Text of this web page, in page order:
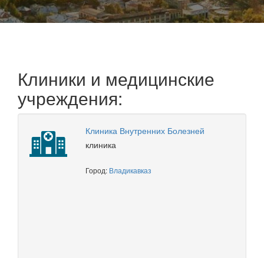
Клиники и медицинские
учреждения:
Клиника Внутренних Болезней
клиника
Город: Владикавказ